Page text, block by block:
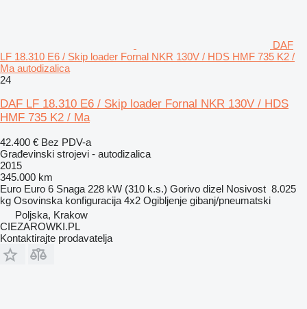
DAF
LF 18.310 E6 / Skip loader Fornal NKR 130V / HDS HMF 735 K2 /
Ma autodizalica
24
DAF LF 18.310 E6 / Skip loader Fornal NKR 130V / HDS
HMF 735 K2 / Ma
42.400 € Bez PDV-a
Građevinski strojevi - autodizalica
2015
345.000 km
Euro Euro 6 Snaga 228 kW (310 k.s.) Gorivo dizel Nosivost 8.025
kg Osovinska konfiguracija 4x2 Ogibljenje gibanj/pneumatski
Poljska, Krakow
CIEZAROWKI.PL
Kontaktirajte prodavatelja